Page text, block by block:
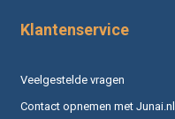
Klantenservice
Veelgestelde vragen
Contact opnemen met Junai.nl